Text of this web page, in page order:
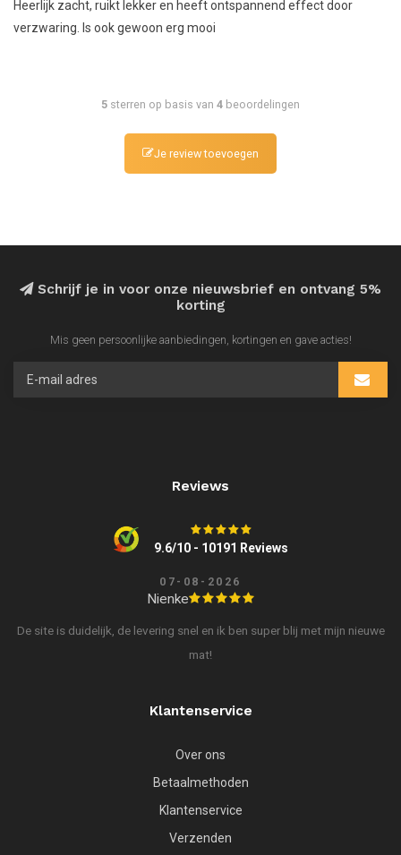
Heerlijk zacht, ruikt lekker en heeft ontspannend effect door
verzwaring. Is ook gewoon erg mooi
5 sterren op basis van 4 beoordelingen
Je review toevoegen
Schrijf je in voor onze nieuwsbrief en ontvang 5%
korting
Mis geen persoonlijke aanbiedingen, kortingen en gave acties!
Reviews
9.6/10 - 10191 Reviews
07-08-2026
Nienke
De site is duidelijk, de levering snel en ik ben super blij met mijn nieuwe
mat!
Klantenservice
Over ons
Betaalmethoden
Klantenservice
Verzenden